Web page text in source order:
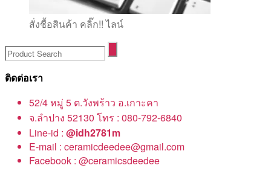
สั่งชื้อสินค้า คลิ๊ก!! ไลน์
ติดต่อเรา
52/4 หมู่ 5 ต.วังพร้าว อ.เกาะคา
จ.ลำปาง 52130 โทร : 080-792-6840
Line-id : @idh2781m
E-mail : ceramicdeedee@gmail.com
Facebook : @ceramicsdeedee